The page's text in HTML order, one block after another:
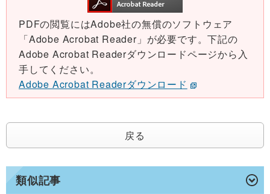
類似記事
PDFの閲覧にはAdobe社の無償のソフトウェア
「Adobe Acrobat Reader」が必要です。下記の
Adobe Acrobat Readerダウンロードページから入
手してください。
Adobe Acrobat Readerダウンロード
戻る